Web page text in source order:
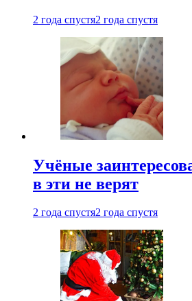
2 года спустя2 года спустя
Учёные
в эти не верят
2 года спустя2 года спустя